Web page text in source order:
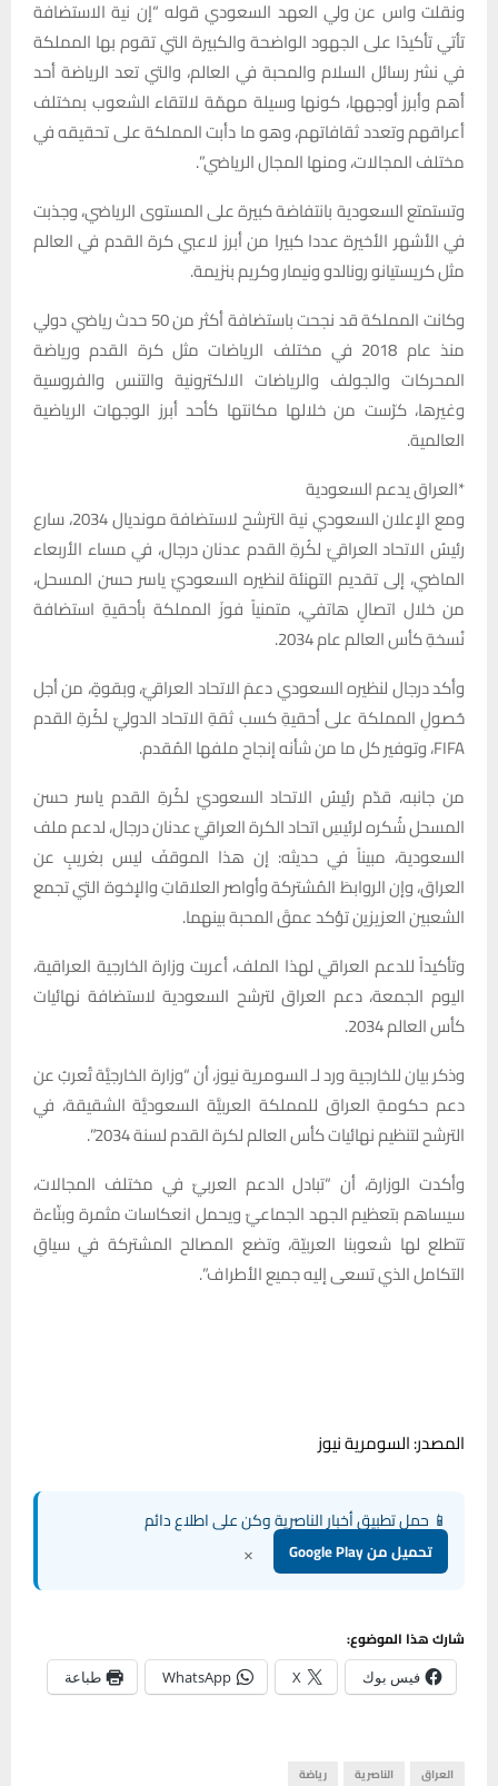
ونقلت واس عن ولي العهد السعودي قوله “إن نية الاستضافة
تأتي تأكيدًا على الجهود الواضحة والكبيرة التي تقوم بها المملكة
في نشر رسائل السلام والمحبة في العالم، والتي تعد الرياضة أحد
أهم وأبرز أوجهها، كونها وسيلة مهمّة لالتقاء الشعوب بمختلف
أعراقهم وتعدد ثقافاتهم، وهو ما دأبت المملكة على تحقيقه في
مختلف المجالات، ومنها المجال الرياضي”.
وتستمتع السعودية بانتفاضة كبيرة على المستوى الرياضي، وجذبت
في الأشهر الأخيرة عددا كبيرا من أبرز لاعبي كرة القدم في العالم
مثل كريستيانو رونالدو ونيمار وكريم بنزيمة.
وكانت المملكة قد نجحت باستضافة أكثر من 50 حدث رياضي دولي
منذ عام 2018 في مختلف الرياضات مثل كرة القدم ورياضة
المحركات والجولف والرياضات الالكترونية والتنس والفروسية
وغيرها، كرّست من خلالها مكانتها كأحد أبرز الوجهات الرياضية
العالمية.
*العراق يدعم السعودية
ومع الإعلان السعودي نية الترشح لاستضافة مونديال 2034، سارع
رئيسُ الاتحاد العراقيّ لكُرةِ القدم عدنان درجال، في مساء الأربعاء
الماضي، إلى تقديم التهنئة لنظيره السعوديّ ياسر حسن المسحل،
من خلال اتصالٍ هاتفي، متمنياً فوزَ المملكة بأحقيةِ استضافة
نُسخةِ كأس العالم عام 2034.
وأكد درجال لنظيره السعودي دعمَ الاتحاد العراقيّ، وبقوةٍ، من أجل
حُصولِ المملكة على أحقيةِ كسب ثقةِ الاتحاد الدوليّ لكُرةِ القدم
FIFA، وتوفير كل ما من شأنه إنجاح ملفها المُقدم.
من جانبه، قدّم رئيسُ الاتحاد السعوديّ لكُرةِ القدم ياسر حسن
المسحل شُكره لرئيسِ اتحاد الكرة العراقيّ عدنان درجال، لدعم ملف
السعودية، مبيناً في حديثه: إن هذا الموقفَ ليس بغريبٍ عن
العراق، وإن الروابطَ المُشتركة وأواصر العلاقاتِ والإخوة التي تجمع
الشعبين العزيزين تؤكد عمقَ المحبة بينهما.
وتأكيداً للدعم العراقي لهذا الملف، أعربت وزارة الخارجية العراقية،
اليوم الجمعة، دعم العراق لترشح السعودية لاستضافة نهائيات
كأس العالم 2034.
وذكر بيان للخارجية ورد لـ السومرية نيوز، أن “وزارة الخارجيَّة تُعربُ عن
دعم حكومةِ العراق للمملكة العربيَّة السعوديَّة الشقيقة، في
الترشح لتنظيم نهائيات كأس العالم لكرة القدم لسنة 2034”.
وأكدت الوزارة، أن “تبادل الدعم العربيّ في مختلف المجالات،
سيساهم بتعظيم الجهد الجماعيّ ويحمل انعكاسات مثمرة وبنّاءة
تتطلع لها شعوبنا العربيّة، وتضع المصالح المشتركة في سياقِ
التكامل الذي تسعى إليه جميع الأطراف”.
المصدر: السومرية نيوز
📱 حمل تطبيق أخبار الناصرية وكن على اطلاع دائم
تحميل من Google Play ×
شارك هذا الموضوع:
فيس بوك X
WhatsApp طباعة
العراق الناصرية رياضة